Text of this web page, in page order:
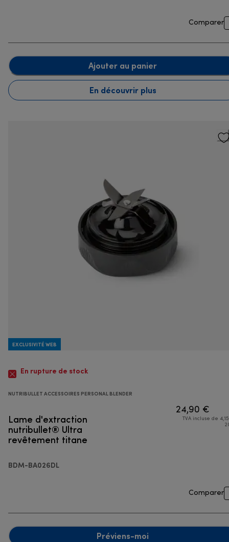
Comparer
Ajouter au panier
En découvrir plus
EXCLUSIVITÉ WEB
En rupture de stock
NUTRIBULLET ACCESSOIRES PERSONAL BLENDER
Lame d'extraction
nutribullet® Ultra
revêtement titane
BDM-BA026DL
24,90 €
TVA incluse de
Comparer
Préviens-moi